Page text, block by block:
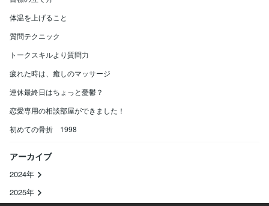
体温を上げること
質問テクニック
トークスキルより質問力
疲れた時は、癒しのマッサージ
連休最終日はちょっと憂鬱？
恋愛専用の相談部屋ができました！
初めての骨折 1998
アーカイブ
2024年
2025年